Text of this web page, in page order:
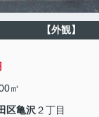
【外観】
㎡
区亀沢 ２丁目